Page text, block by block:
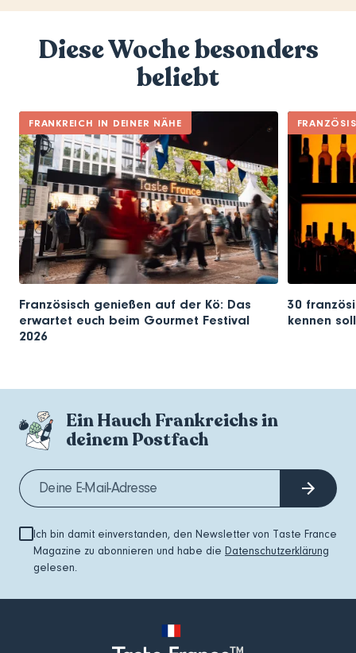
Diese Woche besonders
beliebt
FRANKREICH IN DEINER NÄHE
Französisch genießen auf der Kö: Das
erwartet euch beim Gourmet Festival
2026
30
kennen
Ein Hauch Frankreichs in
deinem Postfach
Ich bin damit einverstanden, den Newsletter von Taste France
Magazine zu abonnieren und habe die Datenschutzerklärung
gelesen.